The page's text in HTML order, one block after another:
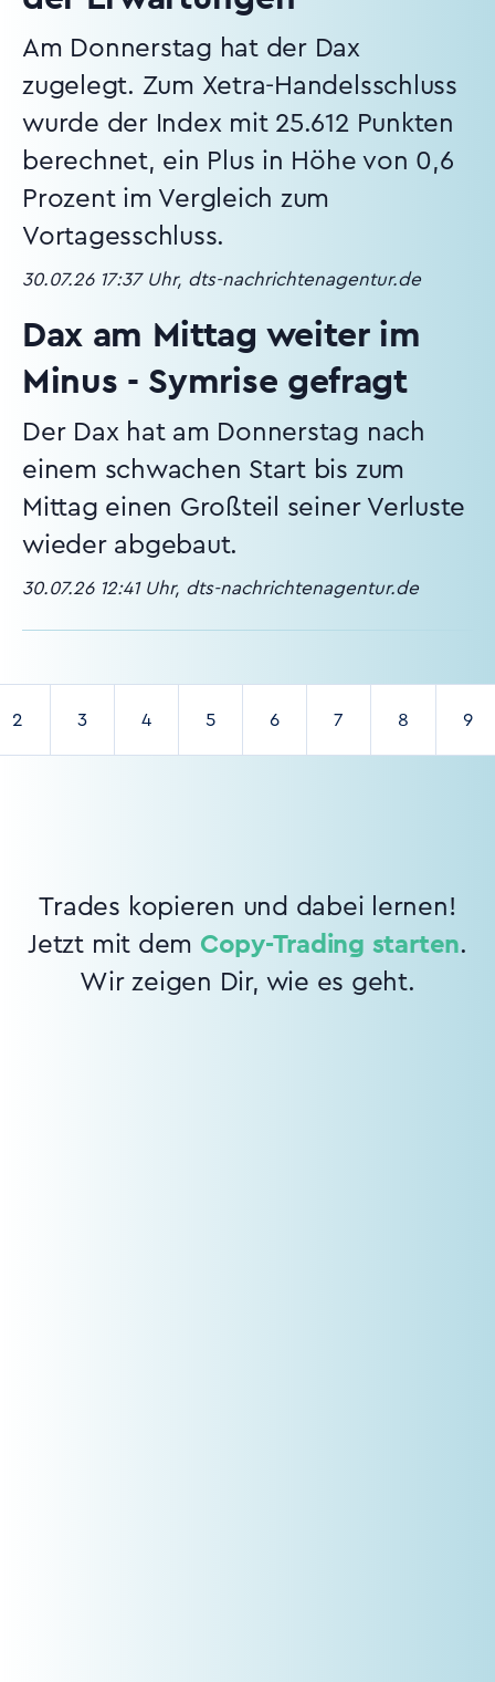
Am Donnerstag hat der Dax
zugelegt. Zum Xetra-Handelsschluss
wurde der Index mit 25.612 Punkten
berechnet, ein Plus in Höhe von 0,6
Prozent im Vergleich zum
Vortagesschluss.
30.07.26 17:37 Uhr, dts-nachrichtenagentur.de
Dax am Mittag weiter im
Minus - Symrise gefragt
Der Dax hat am Donnerstag nach
einem schwachen Start bis zum
Mittag einen Großteil seiner Verluste
wieder abgebaut.
30.07.26 12:41 Uhr, dts-nachrichtenagentur.de
2 3 4 5 6 7 8 9
Trades kopieren und dabei lernen!
Jetzt mit dem Copy-Trading starten.
Wir zeigen Dir, wie es geht.